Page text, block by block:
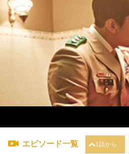
loading...
エピソード一覧 1話から